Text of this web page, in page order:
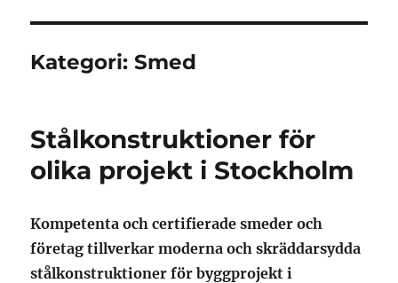
Kategori:Smed
Stålkonstruktioner för
olika projekt i Stockholm
Kompetenta och certifierade smeder och
företag tillverkar moderna och skräddarsydda
stålkonstruktioner för byggprojekt i